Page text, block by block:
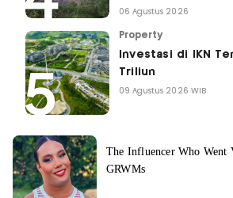
06 Agustus 2026
Property
Investasi di IKN
Triliun
09 Agustus 2026 WIB